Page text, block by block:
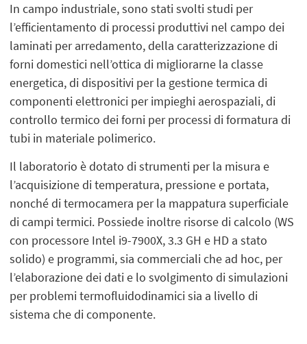
In campo industriale, sono stati svolti studi per
l’efficientamento di processi produttivi nel campo dei
laminati per arredamento, della caratterizzazione di
forni domestici nell’ottica di migliorarne la classe
energetica, di dispositivi per la gestione termica di
componenti elettronici per impieghi aerospaziali, di
controllo termico dei forni per processi di formatura di
tubi in materiale polimerico.
Il laboratorio è dotato di strumenti per la misura e
l’acquisizione di temperatura, pressione e portata,
nonché di termocamera per la mappatura superficiale
di campi termici. Possiede inoltre risorse di calcolo (WS
con processore Intel i9-7900X, 3.3 GH e HD a stato
solido) e programmi, sia commerciali che ad hoc, per
l’elaborazione dei dati e lo svolgimento di simulazioni
per problemi termofluidodinamici sia a livello di
sistema che di componente.